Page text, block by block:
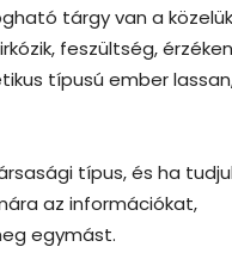
tárgy van a
feszültség,
típusú ember
típus, és ha
az információkat,
egymást.